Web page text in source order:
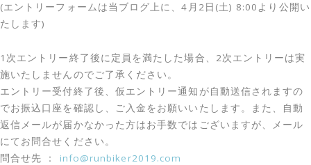
(エントリーフォームは当ブログ上に、4月2日(土) 8:00より公開い
たします)
1次エントリー終了後に定員を満たした場合、2次エントリーは実
施いたしませんのでご了承ください。
エントリー受付終了後、仮エントリー通知が自動送信されますの
でお振込口座を確認し、ご入金をお願いいたします。また、自動
返信メールが届かなかった方はお手数ではございますが、メール
にてお問合せください。
問合せ先 ： info@runbiker2019.com